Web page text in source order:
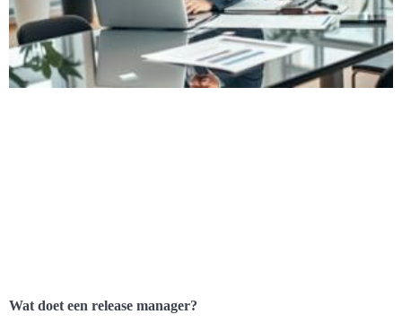
Wat doet een release manager?